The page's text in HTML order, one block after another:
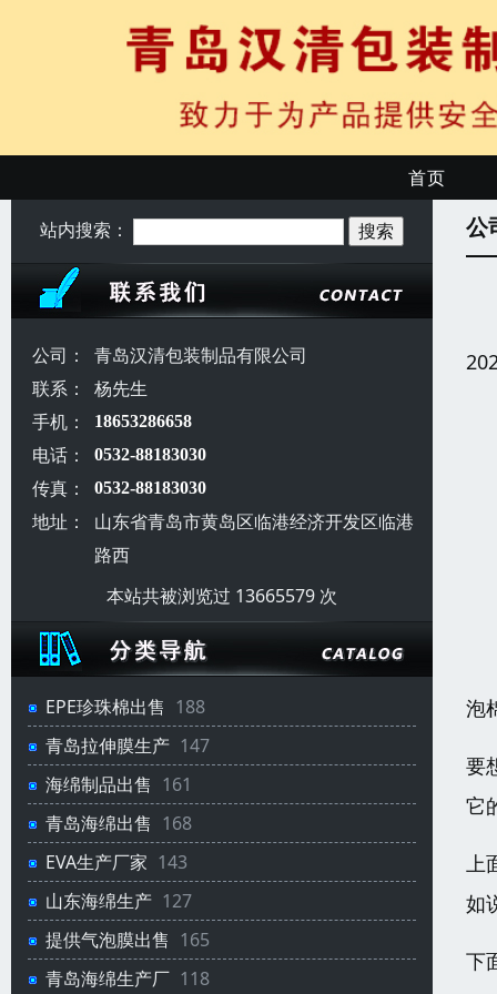
首页
站内搜索：
公司：
青岛汉清包装制品有限公司
联系：
杨先生
手机：
18653286658
电话： 0532-88183030
传真： 0532-88183030
地址：
山东省青岛市黄岛区临港经济开发区临港
路西
本站共被浏览过 13665579 次
EPE珍珠棉出售 188
青岛拉伸膜生产 147
海绵制品出售 161
青岛海绵出售 168
EVA生产厂家 143
山东海绵生产 127
提供气泡膜出售 165
青岛海绵生产厂 118
公
泡
要
它
上
如
下